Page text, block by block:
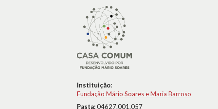
Instituição:
Fundação Mário Soares e Maria Barroso
Pasta:04627.001.057